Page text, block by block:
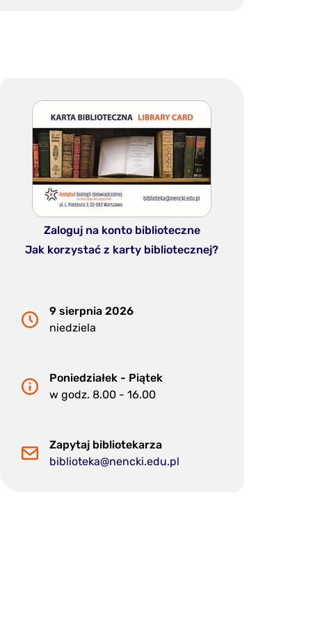
Zaloguj na konto biblioteczne
Jak korzystać z karty bibliotecznej?
9 sierpnia 2026
niedziela
Poniedziałek - Piątek
w godz. 8.00 - 16.00
Zapytaj bibliotekarza
biblioteka@nencki.edu.pl